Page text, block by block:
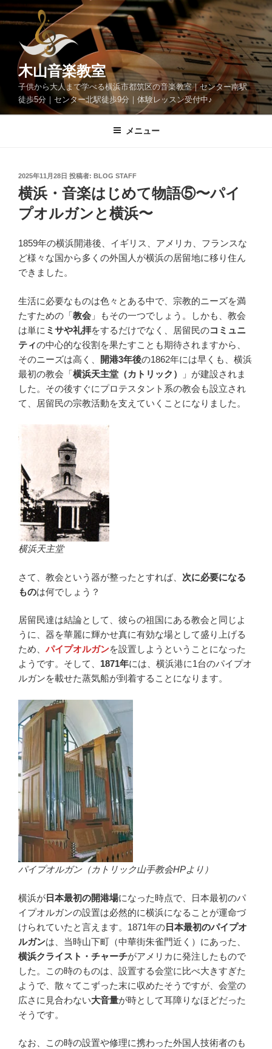
ン
ン
キ
木山音楽教室
子供から大人まで学べる横浜市都筑区の音楽教室｜センター南駅
徒歩5分｜センター北駅徒歩9分｜体験レッスン受付中♪
メニュー
投
稿
日:
2025年11月28日 投稿者: BLOG STAFF
横浜・音楽はじめて物語⑤〜パイ
プオルガンと横浜〜
1859年の横浜開港後、イギリス、アメリカ、フランスな
ど様々な国から多くの外国人が横浜の居留地に移り住ん
できました。
生活に必要なものは色々とある中で、宗教的ニーズを満
たすための「教会 」もその一つでしょう。しかも、教会
は単に ミサや礼拝をするだけでなく、居留民のコミュニ
ティの中心的な役割を果たすことも期待されますから、
そのニーズは高く、
開港3年後の1862年には早くも、横浜
最初の教会「横浜天主堂（カトリック）
」が建設されま
した。その後すぐにプロテスタント系の教会も設立され
て、居留民の宗教活動を支えていくことになりました。
横浜天主堂
さて、教会という器が整ったとすれば、 次に必要になる
ものは何でしょう？
居留民達は結論として、彼らの祖国にある教会と同じよ
うに、器を華麗に輝かせ真に有効な場として盛り上げる
ため、 パイプオルガンを設置しようということになった
ようです。そして、 1871年には、横浜港に1台のパイプオ
ルガンを載せた蒸気船が到着することになります。
パイプオルガン（カトリック山手教会HPより）
横浜が 日本最初の開港場になった時点で、日本最初のパ
イプオルガンの設置は必然的に横浜になることが運命づ
けられていたと言えます。1871年の 日本最初のパイプオ
ルガンは、当時山下町（中華街朱雀門近く）にあった、
横浜クライスト・チャーチがアメリカに発注したもので
した。この時のものは、設置する会堂に比べ大きすぎた
ようで、散々てこずった末に収めたそうですが、会堂の
広さに見合わない大音量が時として耳障りなほどだった
そうです。
なお、この時の設置や修理に携わった外国人技術者のも